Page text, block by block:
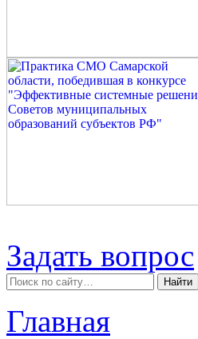
Задать вопрос
Главная